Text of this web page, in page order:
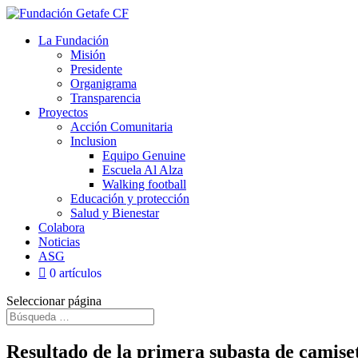
La Fundación
Misión
Presidente
Organigrama
Transparencia
Proyectos
Acción Comunitaria
Inclusion
Equipo Genuine
Escuela Al Alza
Walking football
Educación y protección
Salud y Bienestar
Colabora
Noticias
ASG
0 artículos
Seleccionar página
Resultado de la primera subasta de